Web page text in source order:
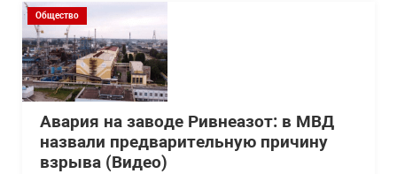
Общество
Авария на заводе Ривнеазот: в МВД
назвали предварительную причину
взрыва (Видео)